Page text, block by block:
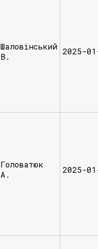
Шаловінський
В.
2025-
Головатюк
А.
2025-